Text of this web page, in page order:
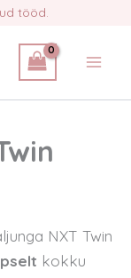
tööd.
NXT Twin
kokku